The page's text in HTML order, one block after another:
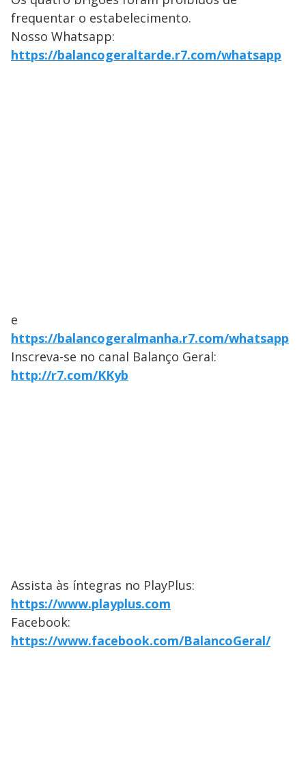
frequentar o estabelecimento.
Nosso Whatsapp:
https://balancogeraltarde.r7.com/whatsapp
e
https://balancogeralmanha.r7.com/whatsapp
Inscreva-se no canal Balanço Geral:
http://r7.com/KKyb
Assista às íntegras no PlayPlus:
https://www.playplus.com
Facebook:
https://www.facebook.com/BalancoGeral/